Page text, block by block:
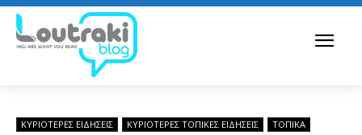
ΚΥΡΙΌΤΕΡΕΣ ΕΙΔΉΣΕΙΣ ΚΥΡΙΌΤΕΡΕΣ ΤΟΠΙΚΈΣ ΕΙΔΉΣΕΙΣ
ΤΟΠΙΚΑ